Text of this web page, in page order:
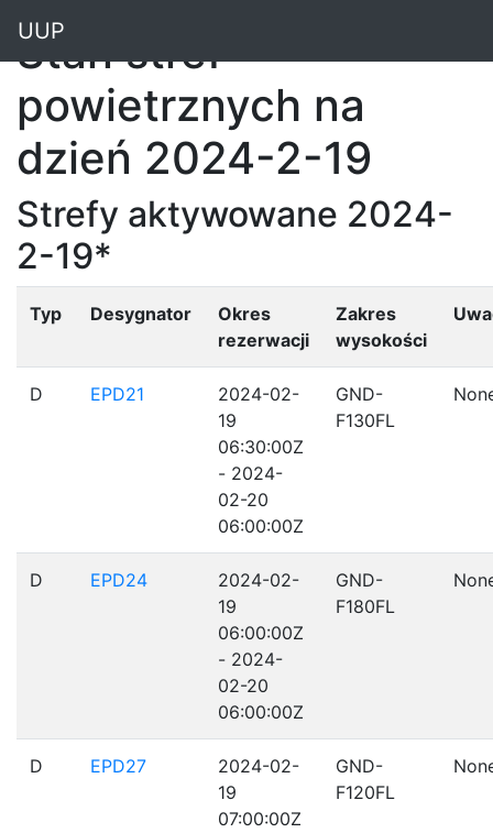
UUP
Stan stref
powietrznych na
dzień 2024-2-19
Strefy aktywowane 2024-
2-19*
Typ Desygnator
Okres
rezerwacji
Zakres
wysokości
D EPD21
2024-02-
19
06:30:00Z
- 2024-
02-20
06:00:00Z
GND-
F130FL
D EPD24
2024-02-
19
06:00:00Z
- 2024-
02-20
06:00:00Z
GND-
F180FL
D EPD27
2024-02-
19
07:00:00Z
GND-
F120FL